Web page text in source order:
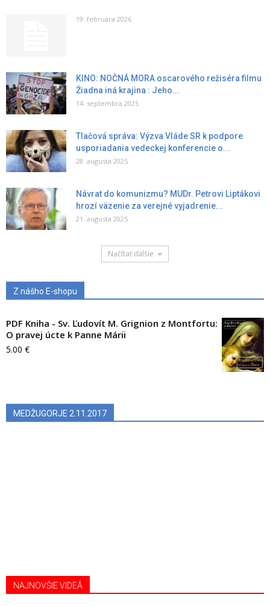
19. februára 2026
KINO: NOČNÁ MORA oscarového režiséra filmu
Žiadna iná krajina : Jeho...
14. septembra 2025
Tlačová správa: Výzva Vláde SR k podpore
usporiadania vedeckej konferencie o...
28. augusta 2025
Návrat do komunizmu? MUDr. Petrovi Liptákovi
hrozí väzenie za verejné vyjadrenie...
21. augusta 2025
Načítať ďalšie
Z nášho E-shopu
PDF Kniha - Sv. Ľudovít M. Grignion z Montfortu:
O pravej úcte k Panne Márii
5.00 €
MEDŽUGORJE 2.11.2017
NAJNOVŠIE VIDEÁ